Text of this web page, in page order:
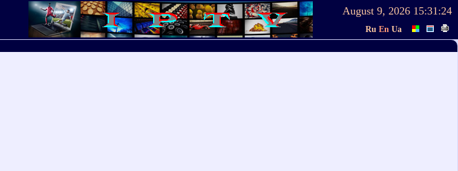
August 9, 2026 15:31:24
Ru En Ua